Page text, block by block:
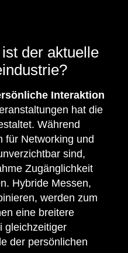
der aktuelle
Interaktion
hat die
Während
für Networking und
sind,
Zugänglichkeit
Hybride Messen,
werden zum
eine breitere
gleichzeitiger
der persönlichen